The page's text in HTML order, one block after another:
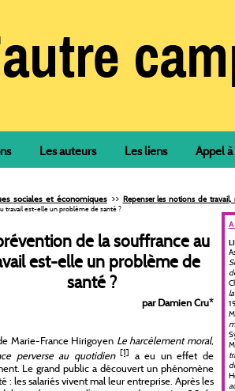
Les auteurs Les liens Appel
sociales et économiques>> Repenser les notions de travail,
travail est-elle un problème de santé ?
A
de la souffrance au
est-elle un problème de
santé ?
par Damien Cru*
Marie-France Hirigoyen Le harcèlement moral,
perverse au quotidien [1] a eu un effet de
Le grand public a découvert un phénomène
: les salariés vivent mal leur entreprise. Après les